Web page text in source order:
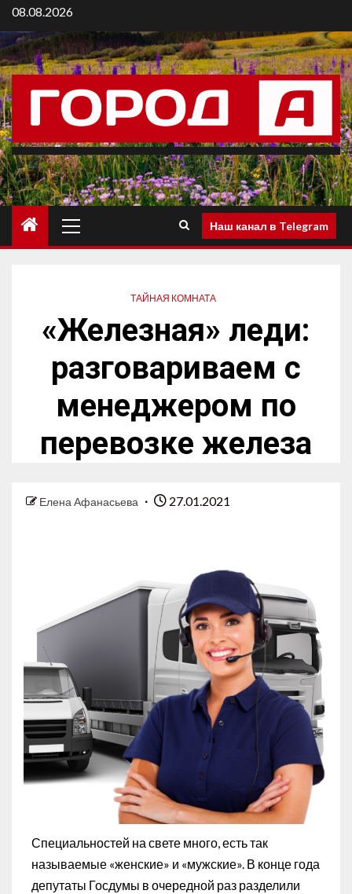
08.08.2026
Наш канал в Telegram
ТАЙНАЯ КОМНАТА
«Железная» леди:
разговариваем с
менеджером по
перевозке железа
Елена Афанасьева 27.01.2021
Специальностей на свете много, есть так
называемые «женские» и «мужские». В конце года
депутаты Госдумы в очередной раз разделили